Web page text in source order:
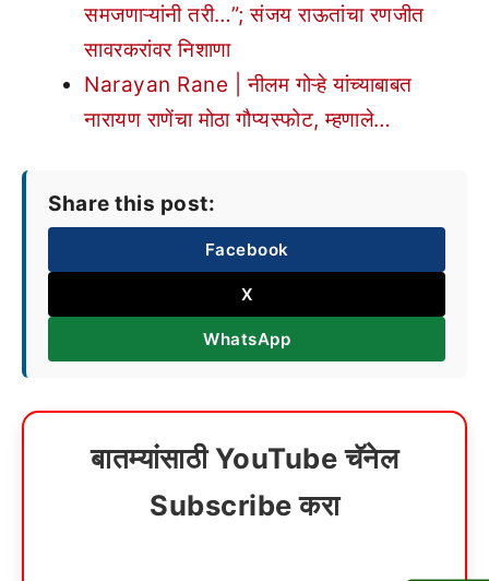
समजणाऱ्यांनी तरी…”; संजय राऊतांचा रणजीत
सावरकरांवर निशाणा
Narayan Rane | नीलम गोऱ्हे यांच्याबाबत
नारायण राणेंचा मोठा गौप्यस्फोट, म्हणाले…
Share this post:
Facebook
X
WhatsApp
बातम्यांसाठी YouTube चॅनेल
Subscribe करा